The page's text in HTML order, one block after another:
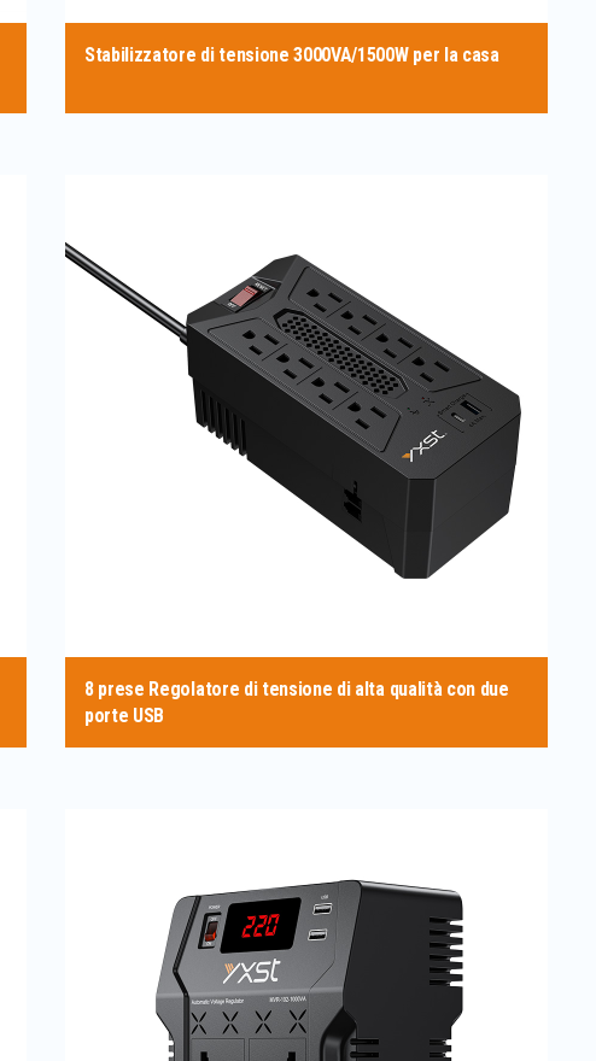
Stabilizzatore di tensione 3000VA/1500W per la casa
8 prese Regolatore di tensione di alta qualità con due
porte USB